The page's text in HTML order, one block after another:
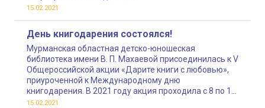
15.02.2021
День книгодарения состоялся!
Мурманская областная детско-юношеская
библиотека имени В. П. Махаевой присоединилась к V
Общероссийской акции «Дарите книги с любовью»,
приуроченной к Международному дню
книгодарения. В 2021 году акция проходила с 8 по 14
февраля
15.02.2021